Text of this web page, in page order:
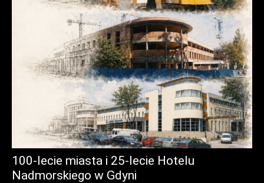
100-lecie miasta i 25-lecie Hotelu
Nadmorskiego w Gdyni